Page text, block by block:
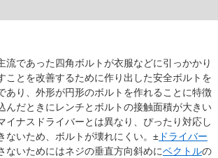
流であった四角ボルトが衣服などに引っかかり
ことを改善するために作り出した安全ボルトを
あり、外形が円形のボルトを作れることに特徴
んだときにレンチとボルトの接触面積が大きい
イナスドライバーとは異なり、ぴったり対応し
ないため、ボルトが壊れにくい。± ドライバー
ないためにはネジの垂直方向斜めにベクトルの